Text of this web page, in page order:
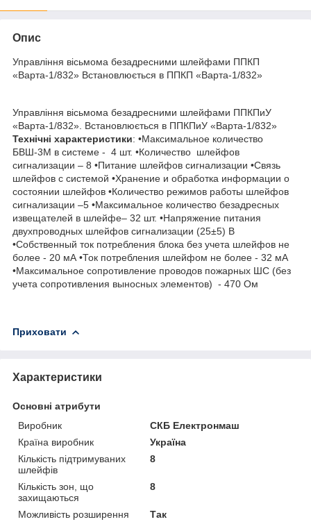
Опис
Управління вісьмома безадресними шлейфами ППКП
«Варта-1/832» Встановлюється в ППКП «Варта-1/832»
Управління вісьмома безадресними шлейфами ППКПиУ
«Варта-1/832». Встановлюється в ППКПиУ «Варта-1/832»
Технічні характеристики: •Максимальное количество
БВШ-3М в системе - 4 шт. •Количество шлейфов
сигнализации – 8 •Питание шлейфов сигнализации •Связь
шлейфов с системой •Хранение и обработка информации о
состоянии шлейфов •Количество режимов работы шлейфов
сигнализации –5 •Максимальное количество безадресных
извещателей в шлейфе– 32 шт. •Напряжение питания
двухпроводных шлейфов сигнализации (25±5) В
•Собственный ток потребления блока без учета шлейфов не
более - 20 мА •Ток потребления шлейфом не более - 32 мА
•Максимальное сопротивление проводов пожарных ШС (без
учета сопротивления выносных элементов) - 470 Ом
Приховати
Характеристики
Основні атрибути
Виробник
СКБ Електронмаш
Країна виробник
Україна
Кількість підтримуваних
шлейфів
8
Кількість зон, що
захищаються
8
Можливість розширення
Так